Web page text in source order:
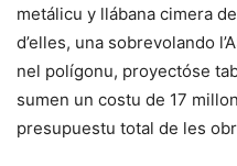
metálicu y llábana cimera
d’elles, una sobrevolando
nel polígonu, proyectóse
sumen un costu de 17
presupuestu total de les